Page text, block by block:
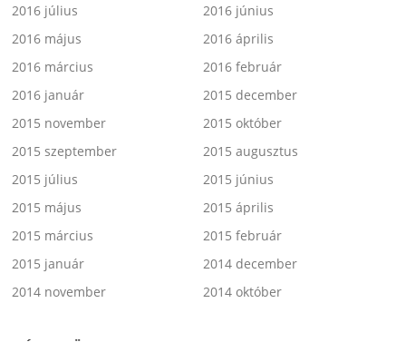
2016 július
2016 június
2016 május
2016 április
2016 március
2016 február
2016 január
2015 december
2015 november
2015 október
2015 szeptember
2015 augusztus
2015 július
2015 június
2015 május
2015 április
2015 március
2015 február
2015 január
2014 december
2014 november
2014 október